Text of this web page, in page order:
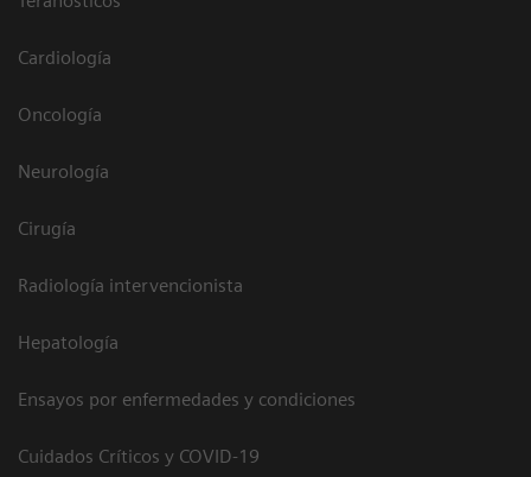
Cardiología
Oncología
Neurología
Cirugía
Radiología intervencionista
Hepatología
Ensayos por enfermedades y condiciones
Cuidados Críticos y COVID-19